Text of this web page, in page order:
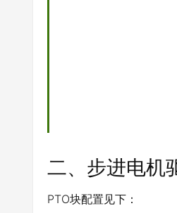
二、步进电机
PTO块配置见下：